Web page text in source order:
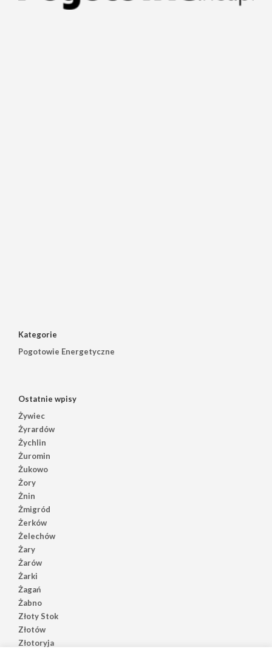
Kategorie
Pogotowie Energetyczne
Ostatnie wpisy
Żywiec
Żyrardów
Żychlin
Żuromin
Żukowo
Żory
Żnin
Żmigród
Żerków
Żelechów
Żary
Żarów
Żarki
Żagań
Żabno
Złoty Stok
Złotów
Złotoryja